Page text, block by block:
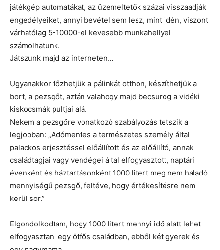
játékgép automatákat, az üzemeltetők százai visszaadják
engedélyeiket, annyi bevétel sem lesz, mint idén, viszont
várhatólag 5-10000-el kevesebb munkahellyel
számolhatunk.
Játszunk majd az interneten…
Ugyanakkor főzhetjük a pálinkát otthon, készíthetjük a
bort, a pezsgőt, aztán valahogy majd becsurog a vidéki
kiskocsmák pultjai alá.
Nekem a pezsgőre vonatkozó szabályozás tetszik a
legjobban: „Adómentes a természetes személy által
palackos erjesztéssel előállított és az előállító, annak
családtagjai vagy vendégei által elfogyasztott, naptári
évenként és háztartásonként 1000 litert meg nem haladó
mennyiségű pezsgő, feltéve, hogy értékesítésre nem
kerül sor.”
Elgondolkodtam, hogy 1000 litert mennyi idő alatt lehet
elfogyasztani egy ötfős családban, ebből két gyerek és